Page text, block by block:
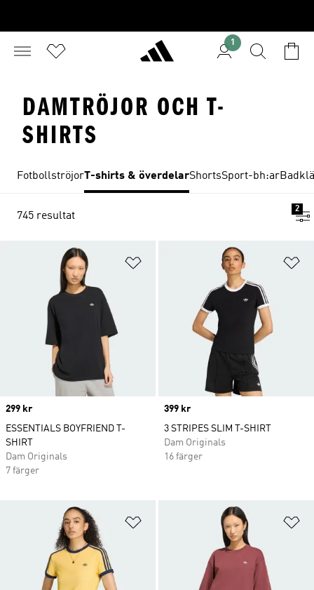
1
DAMTRÖJOR OCH T-
SHIRTS
FotbollströjorT-shirts & överdelarShortsSport-bh:ar
745 resultat
2
Lägg till på önskelistan
Price
299 kr
ESSENTIALS BOYFRIEND T-
SHIRT
Dam Originals
7 färger
Price
399 kr
3 STRIPES SLIM T-SHIRT
Dam Originals
16 färger
Lägg till på önskelistan